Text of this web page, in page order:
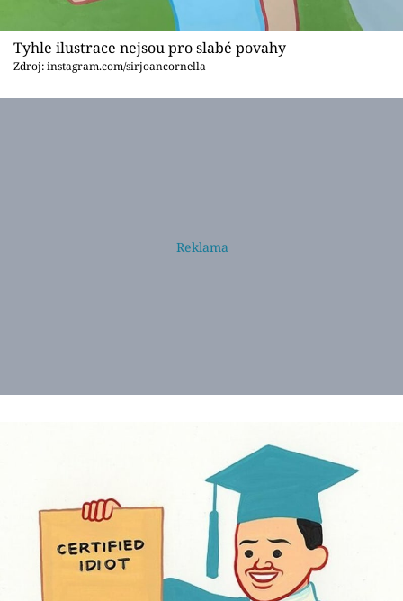
Tyhle ilustrace nejsou pro slabé povahy
Zdroj: instagram.com/sirjoancornella